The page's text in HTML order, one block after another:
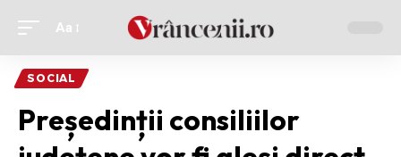
Ajustor
font
Aa
SOCIAL
Președinții consiliilor